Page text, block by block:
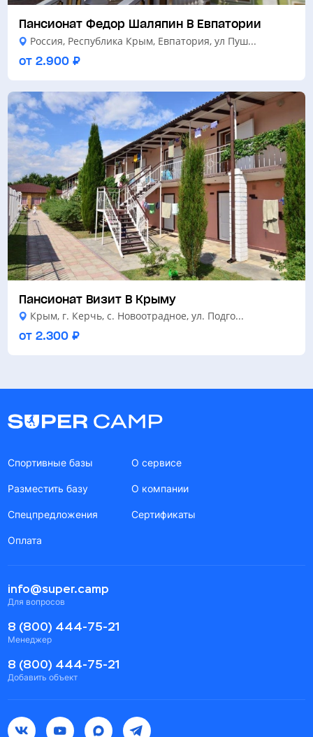
Пансионат Федор Шаляпин В Евпатории
Россия, Республика Крым, Евпатория, ул Пуш...
от 2.900 ₽
Пансионат Визит В Крыму
Крым, г. Керчь, с. Новоотрадное, ул. Подго...
от 2.300 ₽
Спортивные базы
Разместить базу
Спецпредложения
Оплата
О сервисе
О компании
Сертификаты
info@super.camp
Для вопросов
8 (800) 444-75-21
Менеджер
8 (800) 444-75-21
Добавить объект